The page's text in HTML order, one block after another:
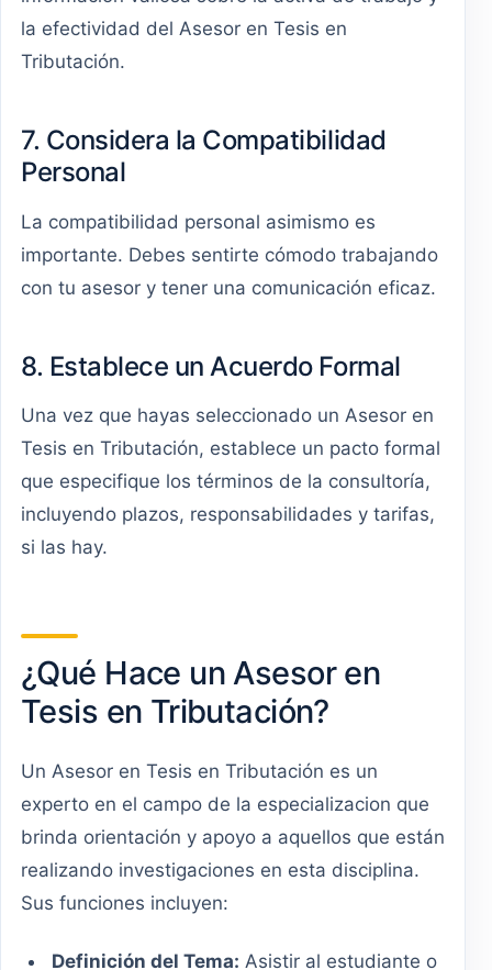
la efectividad del Asesor en Tesis en
Tributación.
7. Considera la Compatibilidad
Personal
La compatibilidad personal asimismo es
importante. Debes sentirte cómodo trabajando
con tu asesor y tener una comunicación eficaz.
8. Establece un Acuerdo Formal
Una vez que hayas seleccionado un Asesor en
Tesis en Tributación, establece un pacto formal
que especifique los términos de la consultoría,
incluyendo plazos, responsabilidades y tarifas,
si las hay.
¿Qué Hace un Asesor en
Tesis en Tributación?
Un Asesor en Tesis en Tributación es un
experto en el campo de la especializacion que
brinda orientación y apoyo a aquellos que están
realizando investigaciones en esta disciplina.
Sus funciones incluyen:
Definición del Tema: Asistir al estudiante o